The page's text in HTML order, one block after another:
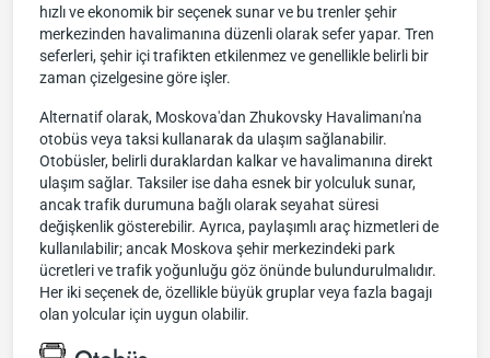
hızlı ve ekonomik bir seçenek sunar ve bu trenler şehir
merkezinden havalimanına düzenli olarak sefer yapar. Tren
seferleri, şehir içi trafikten etkilenmez ve genellikle belirli bir
zaman çizelgesine göre işler.
Alternatif olarak, Moskova'dan Zhukovsky Havalimanı'na
otobüs veya taksi kullanarak da ulaşım sağlanabilir.
Otobüsler, belirli duraklardan kalkar ve havalimanına direkt
ulaşım sağlar. Taksiler ise daha esnek bir yolculuk sunar,
ancak trafik durumuna bağlı olarak seyahat süresi
değişkenlik gösterebilir. Ayrıca, paylaşımlı araç hizmetleri de
kullanılabilir; ancak Moskova şehir merkezindeki park
ücretleri ve trafik yoğunluğu göz önünde bulundurulmalıdır.
Her iki seçenek de, özellikle büyük gruplar veya fazla bagajı
olan yolcular için uygun olabilir.